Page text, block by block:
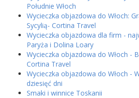
Południe Włoch
Wycieczka objazdowa do Włoch:
Sycylią- Cortina Travel
Wycieczka objazdowa dla firm -
Paryża i Dolina Loary
Wycieczka objazdowa do Włoch -
Cortina Travel
Wycieczka objazdowa do Włoch -
dziesięć dni
Smaki i winnice Toskanii